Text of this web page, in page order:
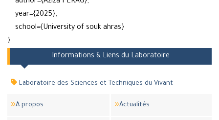
author={Aziza FERAG},
year={2025},
school={University of souk ahras}
}
Informations & Liens du Laboratoire
Laboratoire des Sciences et Techniques du Vivant
A propos Actualités